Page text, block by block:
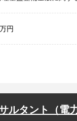
円
ルタント（電